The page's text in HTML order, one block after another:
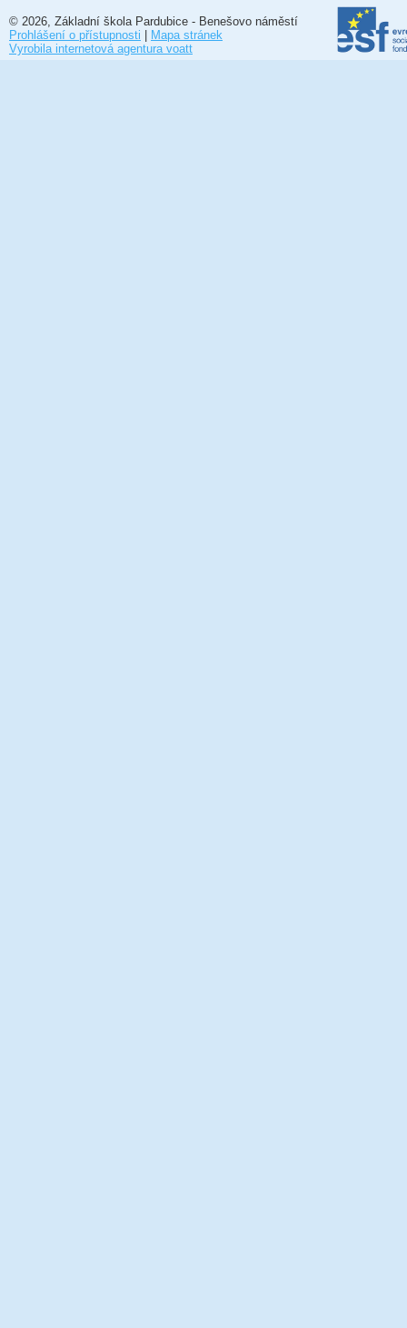
© 2026, Základní škola Pardubice - Benešovo náměstí
Prohlášení o přístupnosti | Mapa stránek
Vyrobila internetová agentura voatt